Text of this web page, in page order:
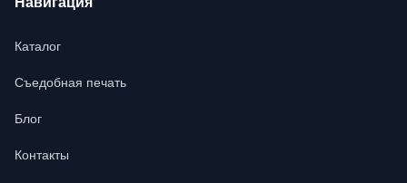
Каталог
Съедобная печать
Блог
Контакты